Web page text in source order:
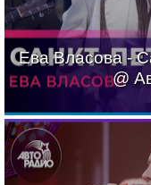
Ева Власова -
@